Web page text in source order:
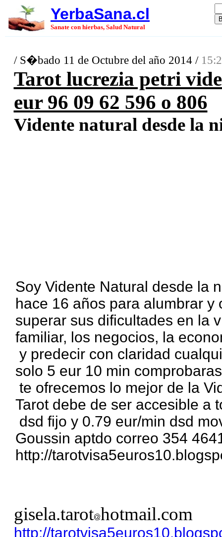
YerbaSana.cl
Sanate con hierbas, Salud Natural
/ S�bado 11 de Octubre del año 2014 /
Tarot lucrezia petri
eur 96 09 62 596 o 806
Vidente natural desde la
Soy Vidente Natural desde la
hace 16 años para alumbrar
superar sus dificultades en la
familiar, los negocios, la
y predecir con claridad
solo 5 eur 10 min
te ofrecemos lo mejor de la
Tarot debe de ser accesible a
dsd fijo y 0.79 eur/min dsd
Goussin aptdo correo 354
http://
gisela.tarot hotmail.com
http://